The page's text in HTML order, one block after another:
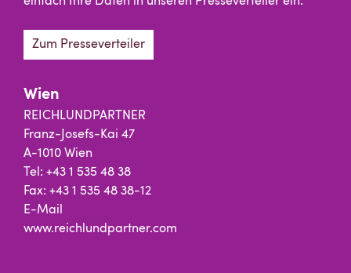
Zum Presseverteiler
Wien
REICHLUNDPARTNER
Franz-Josefs-Kai 47
A-1010 Wien
Tel: +43 1 535 48 38
Fax: +43 1 535 48 38-12
E-Mail
www.reichlundpartner.com